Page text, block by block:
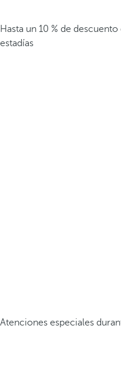
Hasta un 10 % de
estadías
Atenciones especiales